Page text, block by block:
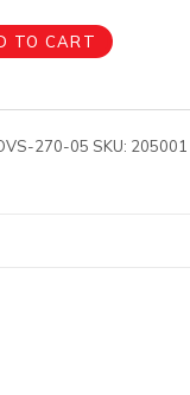
TO CART
270-05 SKU: 205001